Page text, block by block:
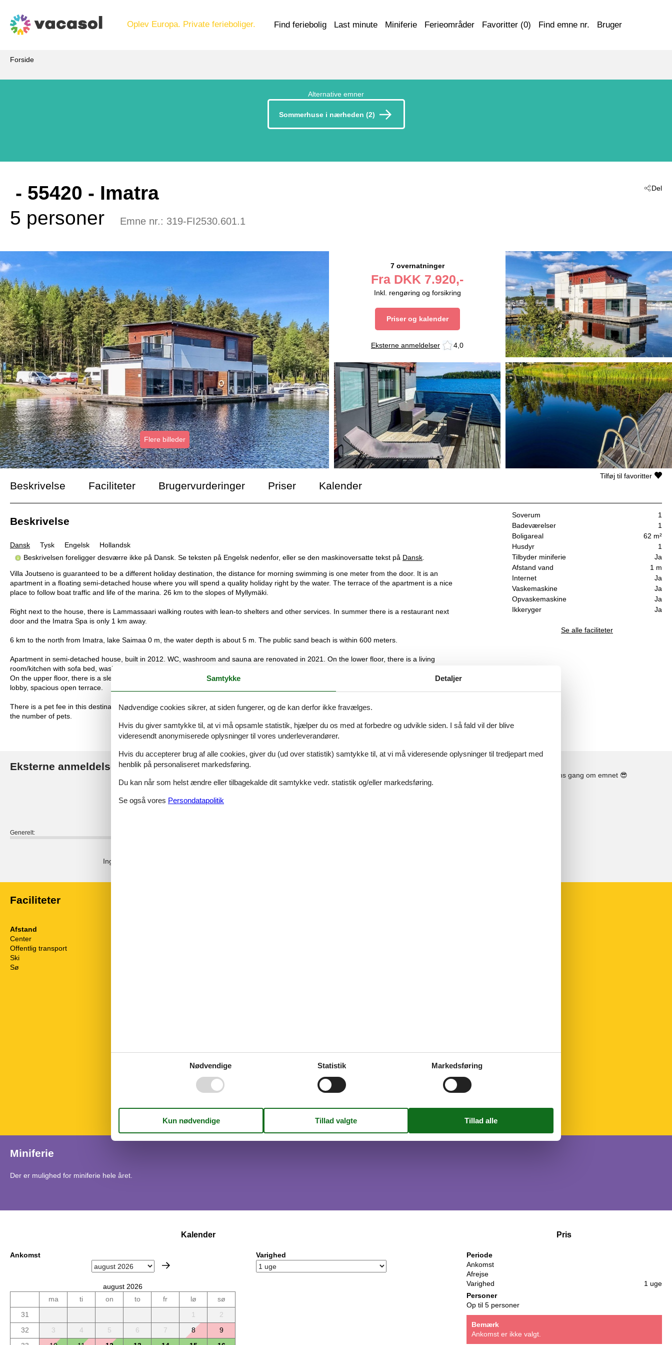
Oplev Europa. Private ferieboliger. Find feriebolig Last minute Miniferie Ferieområder Favoritter (0) Find emne nr. Bruger
Forside
Alternative emner
Sommerhuse i nærheden (2)
Del
- 55420 - Imatra
5 personer
Emne nr.: 319-FI2530.601.1
Flere billeder
7 overnatninger
Fra DKK 7.920,-
Inkl. rengøring og forsikring
Priser og kalender
Eksterne anmeldelser 4,0
Beskrivelse Faciliteter Brugervurderinger Priser Kalender
Soverum
1
Badeværelser
1
Boligareal
62 m²
Husdyr
1
Tilbyder miniferie
Ja
Afstand vand
1 m
Internet
Ja
Vaskemaskine
Ja
Opvaskemaskine
Ja
Ikkeryger
Ja
Se alle faciliteter
Tilføj til favoritter
Beskrivelse
Dansk Tysk Engelsk
Hollandsk
Beskrivelsen foreligger desværre ikke på Dansk. Se teksten på Engelsk nedenfor, eller se den maskinoversatte tekst på Dansk.
Villa Joutseno is guaranteed to be a different holiday destination, the distance for morning swimming is one meter from the door. It is an
apartment in a floating semi-detached house where you will spend a quality holiday right by the water. The terrace of the apartment is a nice
place to follow boat traffic and life of the marina. 26 km to the slopes of Myllymäki.
Right next to the house, there is Lammassaari walking routes with lean-to shelters and other services. In summer there is a restaurant next
door and the Imatra Spa is only 1 km away.
6 km to the north from Imatra, lake Saimaa 0 m, the water depth is about 5 m. The public sand beach is within 600 meters.
Apartment in semi-detached house, built in 2012. WC, washroom and sauna are renovated in 2021. On the lower floor, there is a living
room/kitchen with sofa bed, washroom and sauna.
On the upper floor, there is a sleeping alcove with double bed and private bathroom with shower, WC and washing machine. Sofa bed in the
lobby, spacious open terrace.
There is a pet fee in this destination. Pets fee is per pet. If you have a pet with you, please choose the additional service "pet fee" according to
the number of pets.
Eksterne anmeldelser Vores gæsteanmeldelserEksterne anmeldelser
4,0
Generelt:
Ingen detaljerede eksterne anmeldelser
Se solens gang om emnet 😎
Faciliteter
Afstand
Center
Offentlig transport
Ski
Sø
Mikroovn
Natur
Opvaskemaskine
Vaskemaskine
Miniferie
Der er mulighed for miniferie hele året.
Kalender
Ankomst
august 2026
ma
ti on to fr lø
sø
31
1
2
32
3 4 5 6 7 8
9
Varighed
Pris
Periode
Ankomst
Afrejse
Varighed
1 uge
Personer
Op til 5 personer
Bemærk
Ankomst er ikke valgt.
Samtykke Detaljer
Nødvendige cookies sikrer, at siden fungerer, og de kan derfor ikke fravælges.
Hvis du giver samtykke til, at vi må opsamle statistik, hjælper du os med at forbedre og udvikle siden. I så fald vil der blive
videresendt anonymiserede oplysninger til vores underleverandører.
Hvis du accepterer brug af alle cookies, giver du (ud over statistik) samtykke til, at vi må videresende oplysninger til tredjepart med
henblik på personaliseret markedsføring.
Du kan når som helst ændre eller tilbagekalde dit samtykke vedr. statistik og/eller markedsføring.
Se også vores Persondatapolitik
Nødvendige Statistik Markedsføring